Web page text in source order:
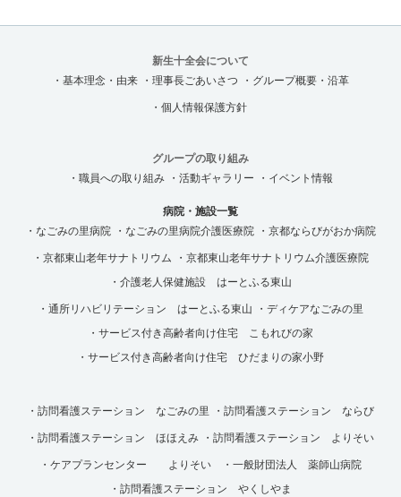
新生十全会について
・基本理念・由来
・理事長ごあいさつ ・グループ概要・沿革
・個人情報保護方針
グループの取り組み
・職員への取り組み
・活動ギャラリー ・イベント情報
病院・施設一覧
・なごみの里病院
・なごみの里病院介護医療院 ・京都ならびがおか病院
・京都東山老年サナトリウム
・京都東山老年サナトリウム介護医療院
・介護老人保健施設 はーとふる東山
・通所リハビリテーション はーとふる東山
・ディケアなごみの里
・サービス付き高齢者向け住宅 こもれびの家
・サービス付き高齢者向け住宅 ひだまりの家小野
・訪問看護ステーション なごみの里 ・訪問看護ステーション ならび
・訪問看護ステーション ほほえみ ・訪問看護ステーション よりそい
・ケアプランセンター よりそい
・一般財団法人 薬師山病院
・訪問看護ステーション やくしやま